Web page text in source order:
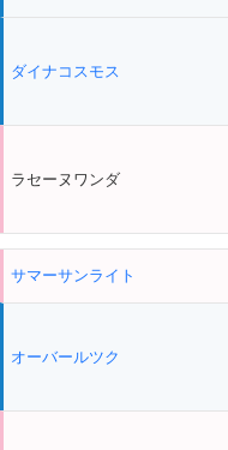
ダイナコスモス
ラセーヌワンダ
サマーサンライト
オーバールツク